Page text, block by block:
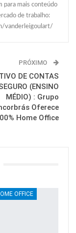
para mais conteúdo
de trabalho:
vanderleigoulart/
PRÓXIMO
DE CONTAS
(ENSINO
MÉDIO) : Grupo
Oferece
Home Office
OFFICE